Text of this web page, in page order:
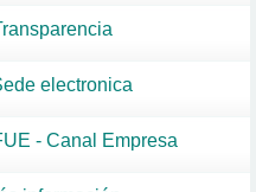
electronica
- Canal Empresa